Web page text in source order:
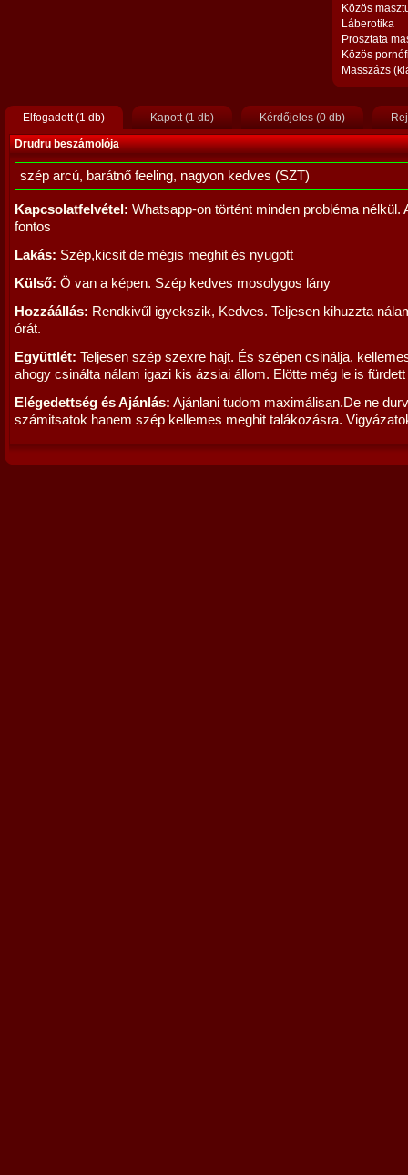
Közös
Láberotika
Prosztata
Közös
Masszázs
Elfogadott (1 db) Kapott (1 db) Kérdőjeles (0 db)
Drudru beszámolója
szép arcú, barátnő feeling, nagyon kedves (SZT)
Kapcsolatfelvétel: Whatsapp-on történt minden probléma nélkül.
fontos
Lakás: Szép,kicsit de mégis meghit és nyugott
Külső: Ö van a képen. Szép kedves mosolygos lány
Hozzáállás: Rendkivűl igyekszik, Kedves. Teljesen kihuzzta
órát.
Együttlét: Teljesen szép szexre hajt. És szépen csinálja,
ahogy csinálta nálam igazi kis ázsiai állom. Elötte még le is fürdett
Elégedettség és Ajánlás: Ajánlani tudom maximálisan.De ne
számitsatok hanem szép kellemes meghit talákozásra.